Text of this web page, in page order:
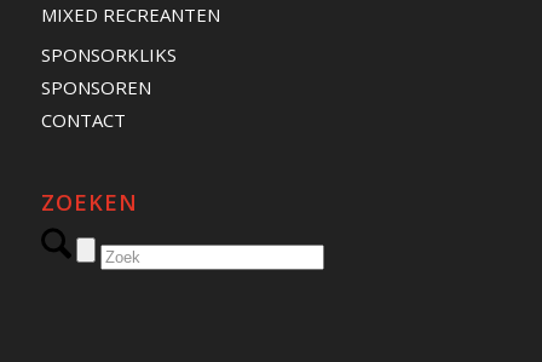
MIXED RECREANTEN
SPONSORKLIKS
SPONSOREN
CONTACT
ZOEKEN